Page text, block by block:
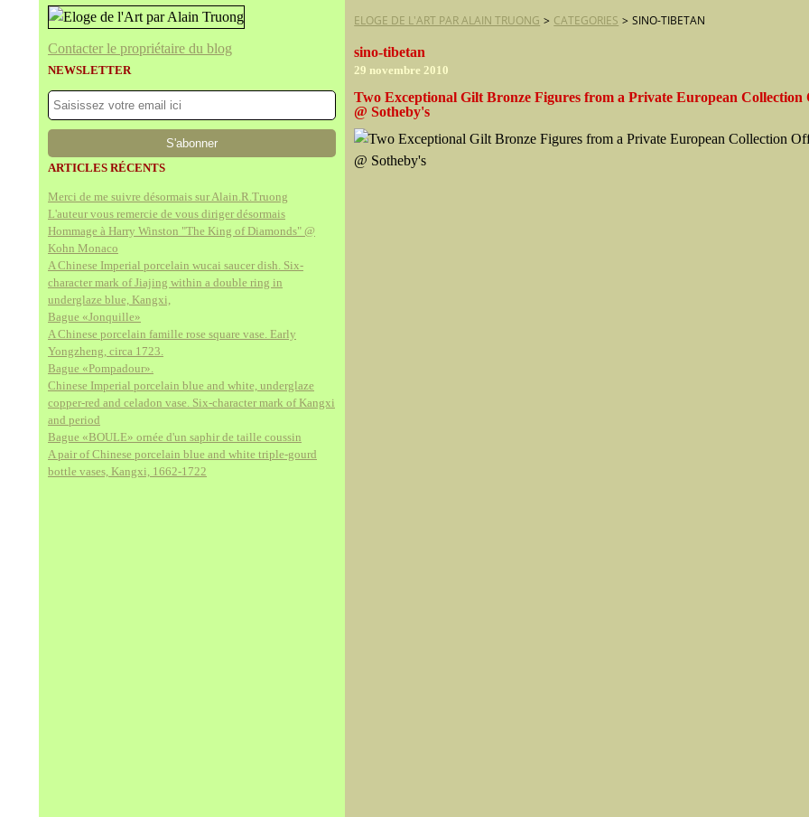
Contacter le propriétaire du blog
NEWSLETTER
ARTICLES RÉCENTS
Merci de me suivre désormais sur Alain.R.Truong
L'auteur vous remercie de vous diriger désormais
Hommage à Harry Winston "The King of Diamonds" @
Kohn Monaco
A Chinese Imperial porcelain wucai saucer dish. Six-
character mark of Jiajing within a double ring in
underglaze blue, Kangxi,
Bague «Jonquille»
A Chinese porcelain famille rose square vase. Early
Yongzheng, circa 1723.
Bague «Pompadour».
Chinese Imperial porcelain blue and white, underglaze
copper-red and celadon vase. Six-character mark of Kangxi
and period
Bague «BOULE» ornée d'un saphir de taille coussin
A pair of Chinese porcelain blue and white triple-gourd
bottle vases, Kangxi, 1662-1722
ELOGE DE L'ART PAR ALAIN TRUONG > CATEGORIES > SINO-TIBETAN
sino-tibetan
29 novembre 2010
Two Exceptional Gilt Bronze Figures from a Private European Collection
@ Sotheby's